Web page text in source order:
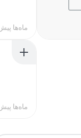
7 ماه‌ها
7 ماه‌ها